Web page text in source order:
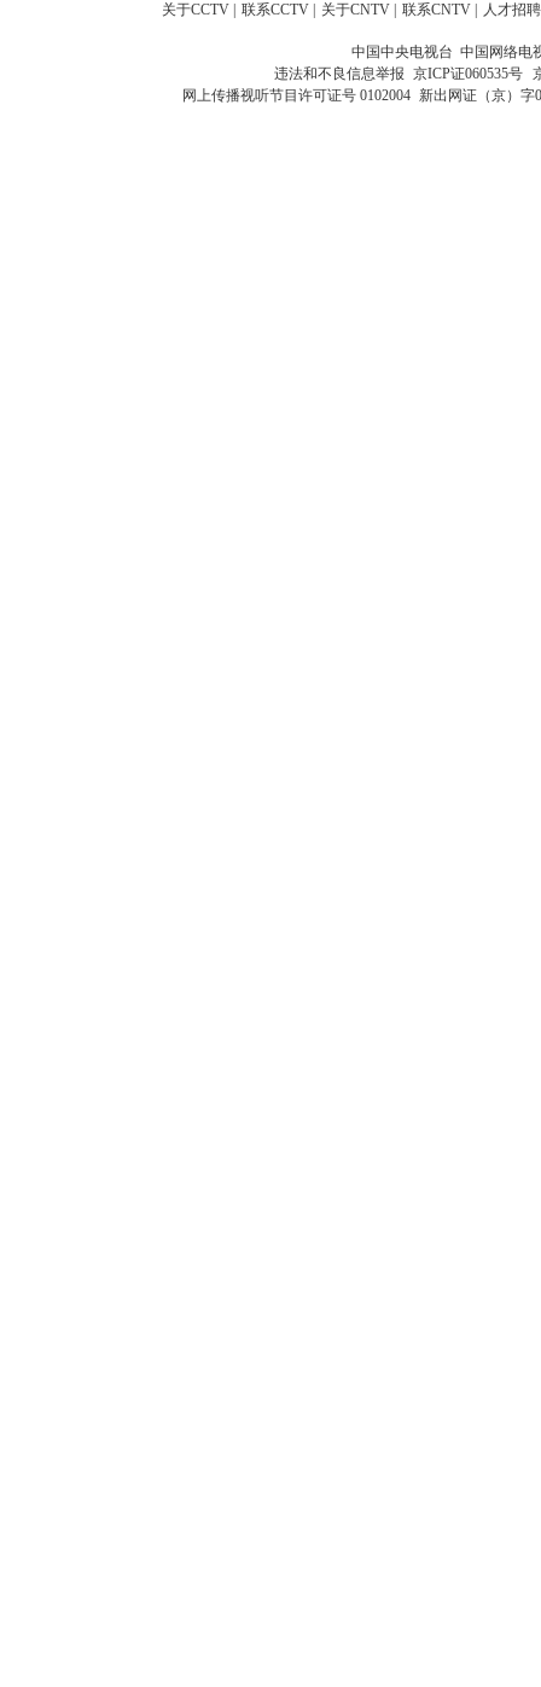
关于CCTV 联系CCTV 关于CNTV 联系CNTV 人才招聘
中国中央电视台 中国网络电
违法和不良信息举报 京ICP证060535号
网上传播视听节目许可证号 0102004 新出网证（京）